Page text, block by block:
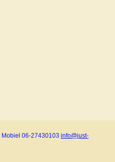
06-27430103 info@just-